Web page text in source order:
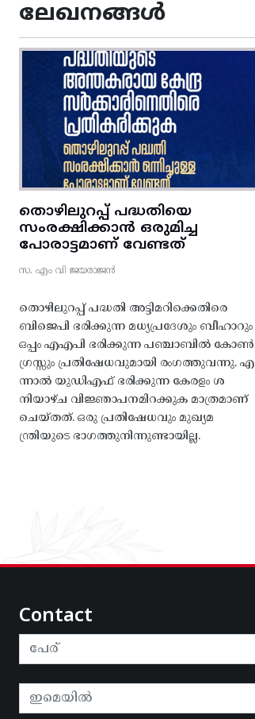
ലേഖനങ്ങൾ
തൊഴിലുറപ്പ് പദ്ധതിയെ
സംരക്ഷിക്കാൻ ഒരുമിച്ച
പോരാട്ടമാണ് വേണ്ടത്
സ. എം വി ജയരാജൻ
തൊഴിലുറപ്പ് പദ്ധതി അട്ടിമറിക്കെതിരെ
ബിജെപി ഭരിക്കുന്ന മധ്യപ്രദേശും ബീഹാറും
ഒപ്പം എഎപി ഭരിക്കുന്ന പഞ്ചാബിൽ കോൺ
ഗ്രസ്സും പ്രതിഷേധവുമായി രംഗത്തുവന്നു. എ
ന്നാൽ യുഡിഎഫ് ഭരിക്കുന്ന കേരളം ശ
നിയാഴ്ച വിജ്ഞാപനമിറക്കുക മാത്രമാണ്
ചെയ്തത്. ഒരു പ്രതിഷേധവും മുഖ്യമ
ന്ത്രിയുടെ ഭാഗത്തുനിന്നുണ്ടായില്ല.
Contact